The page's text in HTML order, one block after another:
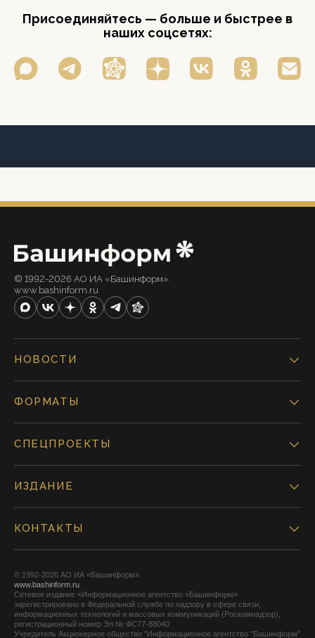
Присоединяйтесь — больше и быстрее в
наших соцсетях:
© 1992-2026 АО ИА «Башинформ».
www.bashinform.ru
НОВОСТИ
ФОРМАТЫ
СПЕЦПРОЕКТЫ
ИЗДАНИЕ
КОНТАКТЫ
© 1992-2026 АО ИА «Башинформ».
www.bashinform.ru
Сетевое издание «Информационное агентство «Башинформ»
зарегистрировано в Федеральной службе по надзору в сфере связи,
информационных технологий и массовых коммуникаций (Роскомнадзор),
регистрационный номер Эл № ФС77-88040
Учредитель Акционерное общество "Информационное агентство "Башинформ"